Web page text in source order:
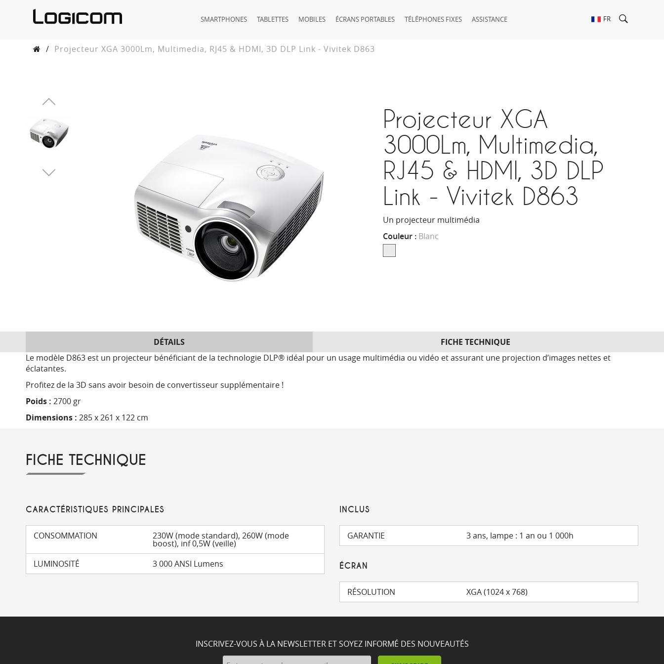
SMARTPHONES TABLETTES MOBILES ÉCRANS PORTABLES TÉLÉPHONES FIXES ASSISTANCE FR
/ Projecteur XGA 3000Lm, Multimedia, RJ45 & HDMI, 3D DLP Link - Vivitek D863
Projecteur XGA
3000Lm, Multimedia,
RJ45 & HDMI, 3D DLP
Link - Vivitek D863
Un projecteur multimédia
Couleur : Blanc
DÉTAILS
FICHE TECHNIQUE
Le modèle D863 est un projecteur bénéficiant de la technologie DLP® idéal pour un usage multimédia ou vidéo et assurant une projection d’images nettes et
éclatantes.
Profitez de la 3D sans avoir besoin de convertisseur supplémentaire !
Poids : 2700 gr
Dimensions : 285 x 261 x 122 cm
FICHE TECHNIQUE
CARACTÉRISTIQUES PRINCIPALES
CONSOMMATION 230W (mode standard), 260W (mode
boost), inf 0,5W (veille)
LUMINOSITÉ
3 000 ANSI Lumens
INCLUS
GARANTIE 3 ans, lampe : 1 an ou 1 000h
ÉCRAN
RÉSOLUTION XGA (1024 x 768)
INSCRIVEZ-VOUS À LA NEWSLETTER ET SOYEZ INFORMÉ DES NOUVEAUTÉS